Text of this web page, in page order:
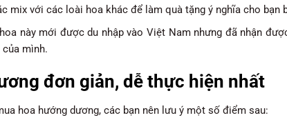
mix với các loài hoa khác để làm quà tặng ý nghĩa cho bạn
này mới được du nhập vào Việt Nam nhưng đã nhận
mình.
đơn giản, dễ thực hiện nhất
hoa hướng dương, các bạn nên lưu ý một số điểm sau: